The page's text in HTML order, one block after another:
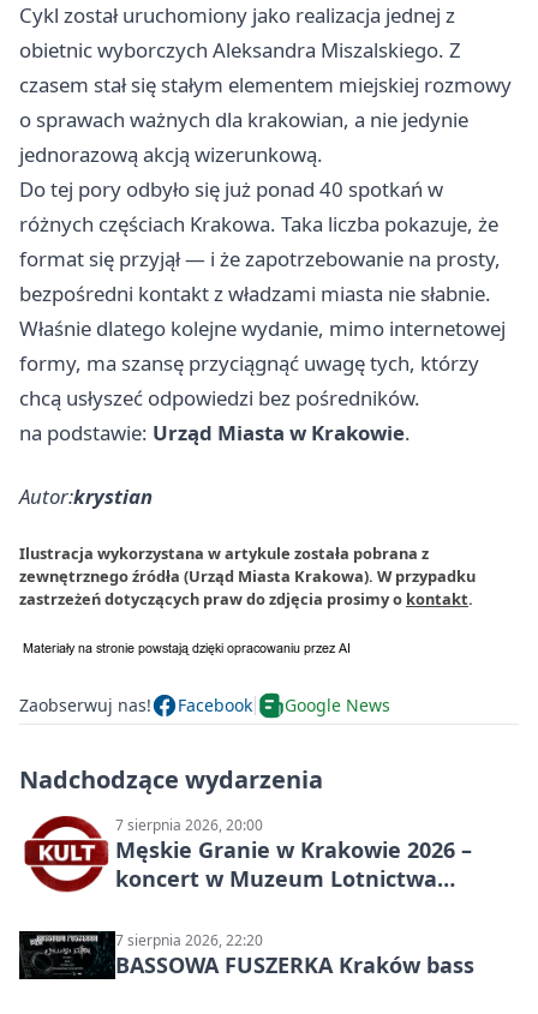
Cykl został uruchomiony jako realizacja jednej z
obietnic wyborczych Aleksandra Miszalskiego. Z
czasem stał się stałym elementem miejskiej rozmowy
o sprawach ważnych dla krakowian, a nie jedynie
jednorazową akcją wizerunkową.
Do tej pory odbyło się już ponad 40 spotkań w
różnych częściach Krakowa. Taka liczba pokazuje, że
format się przyjął — i że zapotrzebowanie na prosty,
bezpośredni kontakt z władzami miasta nie słabnie.
Właśnie dlatego kolejne wydanie, mimo internetowej
formy, ma szansę przyciągnąć uwagę tych, którzy
chcą usłyszeć odpowiedzi bez pośredników.
na podstawie: Urząd Miasta w Krakowie.
Autor:krystian
Ilustracja wykorzystana w artykule została pobrana z
zewnętrznego źródła (Urząd Miasta Krakowa). W przypadku
zastrzeżeń dotyczących praw do zdjęcia prosimy o kontakt.
Zaobserwuj nas! Facebook Google News
Nadchodzące wydarzenia
7 sierpnia 2026, 20:00
Męskie Granie w Krakowie 2026 –
koncert w Muzeum Lotnictwa
7 sierpnia 2026, 22:20
BASSOWA FUSZERKA Kraków bass